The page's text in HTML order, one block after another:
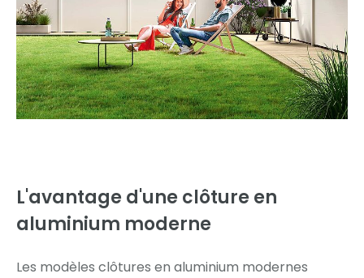
L'avantage d'une clôture en
aluminium moderne
Les modèles clôtures en aluminium modernes